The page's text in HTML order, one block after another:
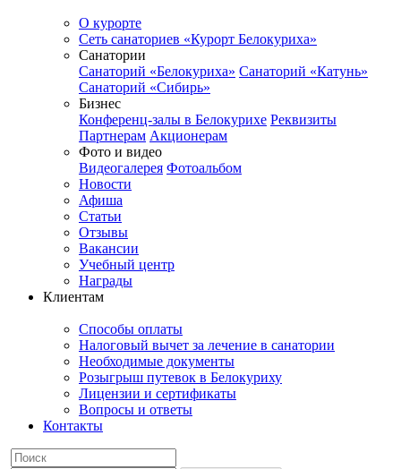
О курорте
Сеть санаториев «Курорт Белокуриха»
Санатории
Санаторий «Белокуриха» Санаторий «Катунь»
Санаторий «Сибирь»
Бизнес
Конференц-залы в Белокурихе Реквизиты
Партнерам Акционерам
Фото и видео
Видеогалерея Фотоальбом
Новости
Афиша
Статьи
Отзывы
Вакансии
Учебный центр
Награды
Клиентам
Способы оплаты
Налоговый вычет за лечение в санатории
Необходимые документы
Розыгрыш путевок в Белокуриху
Лицензии и сертификаты
Вопросы и ответы
Контакты